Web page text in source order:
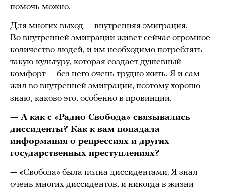
помочь можно.
Для многих выход — внутренняя эмиграция.
Во внутренней эмиграции живет сейчас огромное
количество людей, и им необходимо потреблять
такую культуру, которая создает душевный
комфорт — без него очень трудно жить. Я и сам
жил во внутренней эмиграции, поэтому хорошо
знаю, каково это, особенно в провинции.
— А как с «Радио Свобода» связывались
диссиденты? Как к вам попадала
информация о репрессиях и других
государственных преступлениях?
— «Свобода» была полна диссидентами. Я знал
очень многих диссидентов, и никогда в жизни